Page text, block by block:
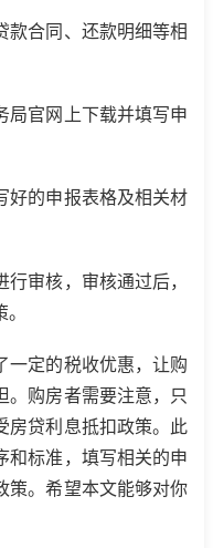
款合同、还款明细等相
局官网上下载并填写申
好的申报表格及相关材
审核，审核通过后，
一定的税收优惠，让购
。购房者需要注意，只
房贷利息抵扣政策。此
和标准，填写相关的申
策。希望本文能够对你